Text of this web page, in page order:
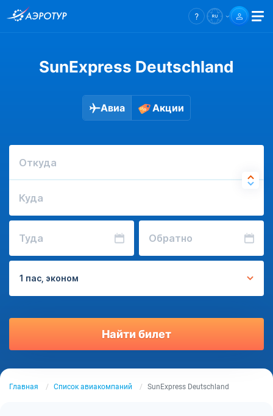
SunExpress Deutschland
Авиа Акции
Откуда
Куда
Туда Обратно
1 пас, эконом
Найти билет
Главная Список авиакомпаний SunExpress Deutschland